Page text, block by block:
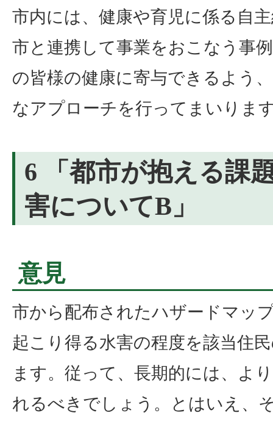
市内には、健康や育児に係る自
市と連携して事業をおこなう事
の皆様の健康に寄与できるよう
なアプローチを行ってまいりま
6 「都市が抱える課
害についてB」
意見
市から配布されたハザードマッ
起こり得る水害の程度を該当住
ます。従って、長期的には、よ
れるべきでしょう。とはいえ、